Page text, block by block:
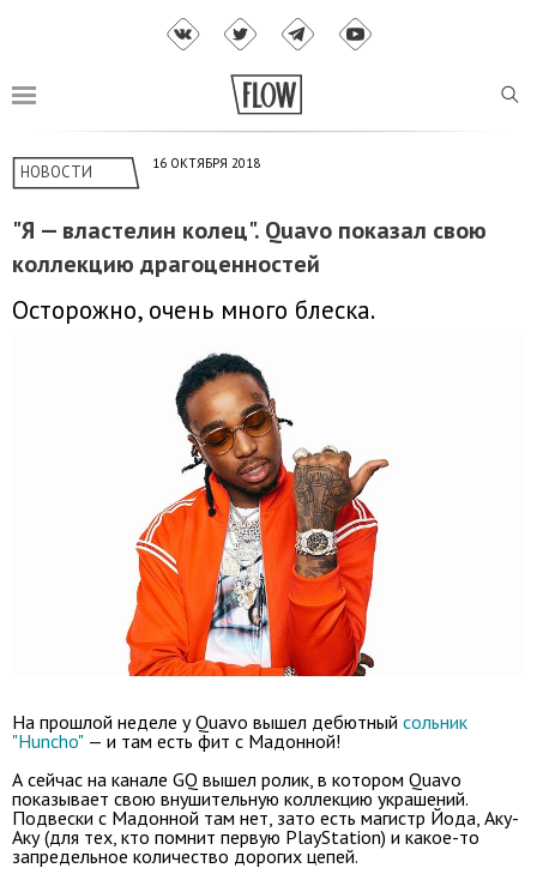
НОВОСТИ 16 ОКТЯБРЯ 2018
"Я — властелин колец". Quavo показал свою
коллекцию драгоценностей
Осторожно, очень много блеска.
На прошлой неделе у Quavo вышел дебютный сольник
"Huncho" — и там есть фит с Мадонной!
А сейчас на канале GQ вышел ролик, в котором Quavo
показывает свою внушительную коллекцию украшений.
Подвески с Мадонной там нет, зато есть магистр Йода, Аку-
Аку (для тех, кто помнит первую PlayStation) и какое-то
запредельное количество дорогих цепей.